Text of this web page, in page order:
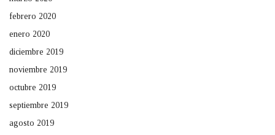
febrero 2020
enero 2020
diciembre 2019
noviembre 2019
octubre 2019
septiembre 2019
agosto 2019